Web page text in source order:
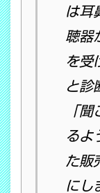
は耳
聴器
を受
と診
「
るよ
た販
にし